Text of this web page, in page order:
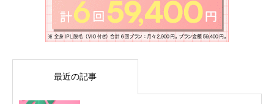
最近の記事